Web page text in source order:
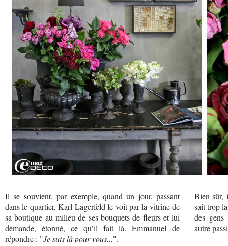
Il se souvient, par exemple, quand un jour, passant
dans le quartier, Karl Lagerfeld le voit par la vitrine de
sa boutique au milieu de ses bouquets de fleurs et lui
demande, étonné, ce qu’il fait là. Emmanuel de
répondre : "Je suis là pour vous...".
Bien sûr,
sait trop
des gens
autre